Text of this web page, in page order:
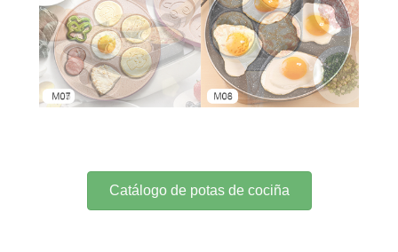
Catálogo de potas de cociña